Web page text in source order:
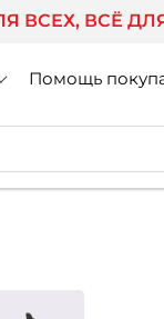
ВСЕХ, ВСЁ
Помощь